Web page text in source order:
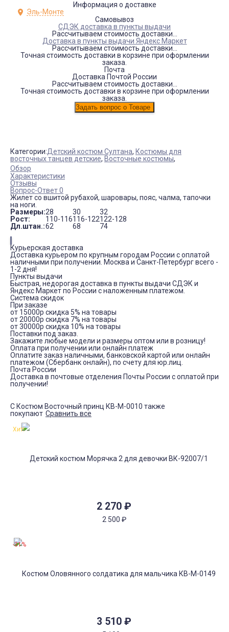
Информация о доставке
Эль-Монте
Самовывоз
СДЭК доставка в пункты выдачи
Рассчитываем стоимость доставки...
Доставка в пункты выдачи Яндекс Маркет
Рассчитываем стоимость доставки...
Точная стоимость доставки в корзине при оформлении
заказа.
Почта
Доставка Почтой России
Рассчитываем стоимость доставки...
Точная стоимость доставки в корзине при оформлении
заказа.
Категории:Детский костюм Султана, Костюмы для
восточных танцев детские, Восточные костюмы,
Обзор
Характеристики
Отзывы
Вопрос-Ответ 0
Жилет со вшитой рубахой, шаровары, пояс, чалма, тапочки
на ноги.
Размеры:28 30
32
Рост:
110-116116-122122-128
Дл.штан.:62 68 74
Курьерская доставка
Доставка курьером по крупным городам России с оплатой
наличными при получении. Москва и Санкт-Петербург всего -
1-2 дня!
Пункты выдачи
Быстрая, недорогая доставка в пункты выдачи СДЭК и
Яндекс Маркет по России с наложенным платежом.
Система скидок
При заказе
от 15000р скидка 5% на товары
от 20000р скидка 7% на товары
от 30000р скидка 10% на товары
Поставки под заказ.
Закажите любые модели и размеры оптом или в розницу!
Оплата при получении или онлайн платеж
Оплатите заказ наличными, банковской картой или онлайн
платежом (Сбербанк онлайн), по счету для юр.лиц.
Почта России
Доставка в почтовые отделения Почты России с оплатой при
получении!
С Костюм Восточный принц КВ-М-0010 также
покупают Сравнить все
2 270 ₽
2 500 ₽
Хит!
3 510 ₽
-31%